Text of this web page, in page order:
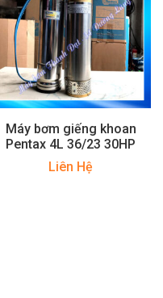
Máy bơm giếng khoan
Pentax 4L 36/23 30HP
Liên Hệ